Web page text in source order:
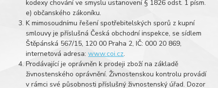
kodexy chování ve smyslu ustanovení § 1826 odst. 1 písm.
e) občanského zákoníku.
K mimosoudnímu řešení spotřebitelských sporů z kupní
smlouvy je příslušná Česká obchodní inspekce, se sídlem
Štěpánská 567/15, 120 00 Praha 2, IČ: 000 20 869,
internetová adresa:www.coi.cz.
Prodávající je oprávněn k prodeji zboží na základě
živnostenského oprávnění. Živnostenskou kontrolu provádí
v rámci své působnosti příslušný živnostenský úřad. Dozor